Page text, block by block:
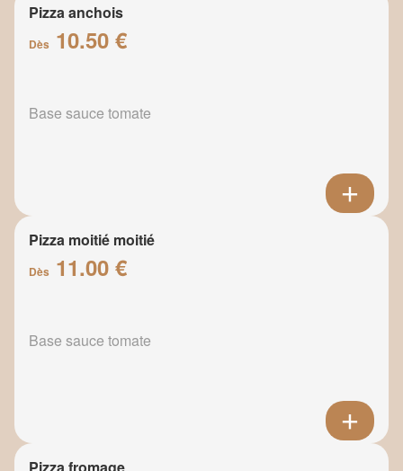
Pizza anchois
Dès 10.50 €
Base sauce tomate
Pizza moitié moitié
Dès 11.00 €
Base sauce tomate
Pizza fromage